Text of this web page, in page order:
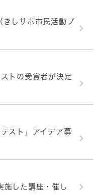
きしサポ市民活動プ
トの受賞者が決定
スト」アイデア募
施した講座・催し